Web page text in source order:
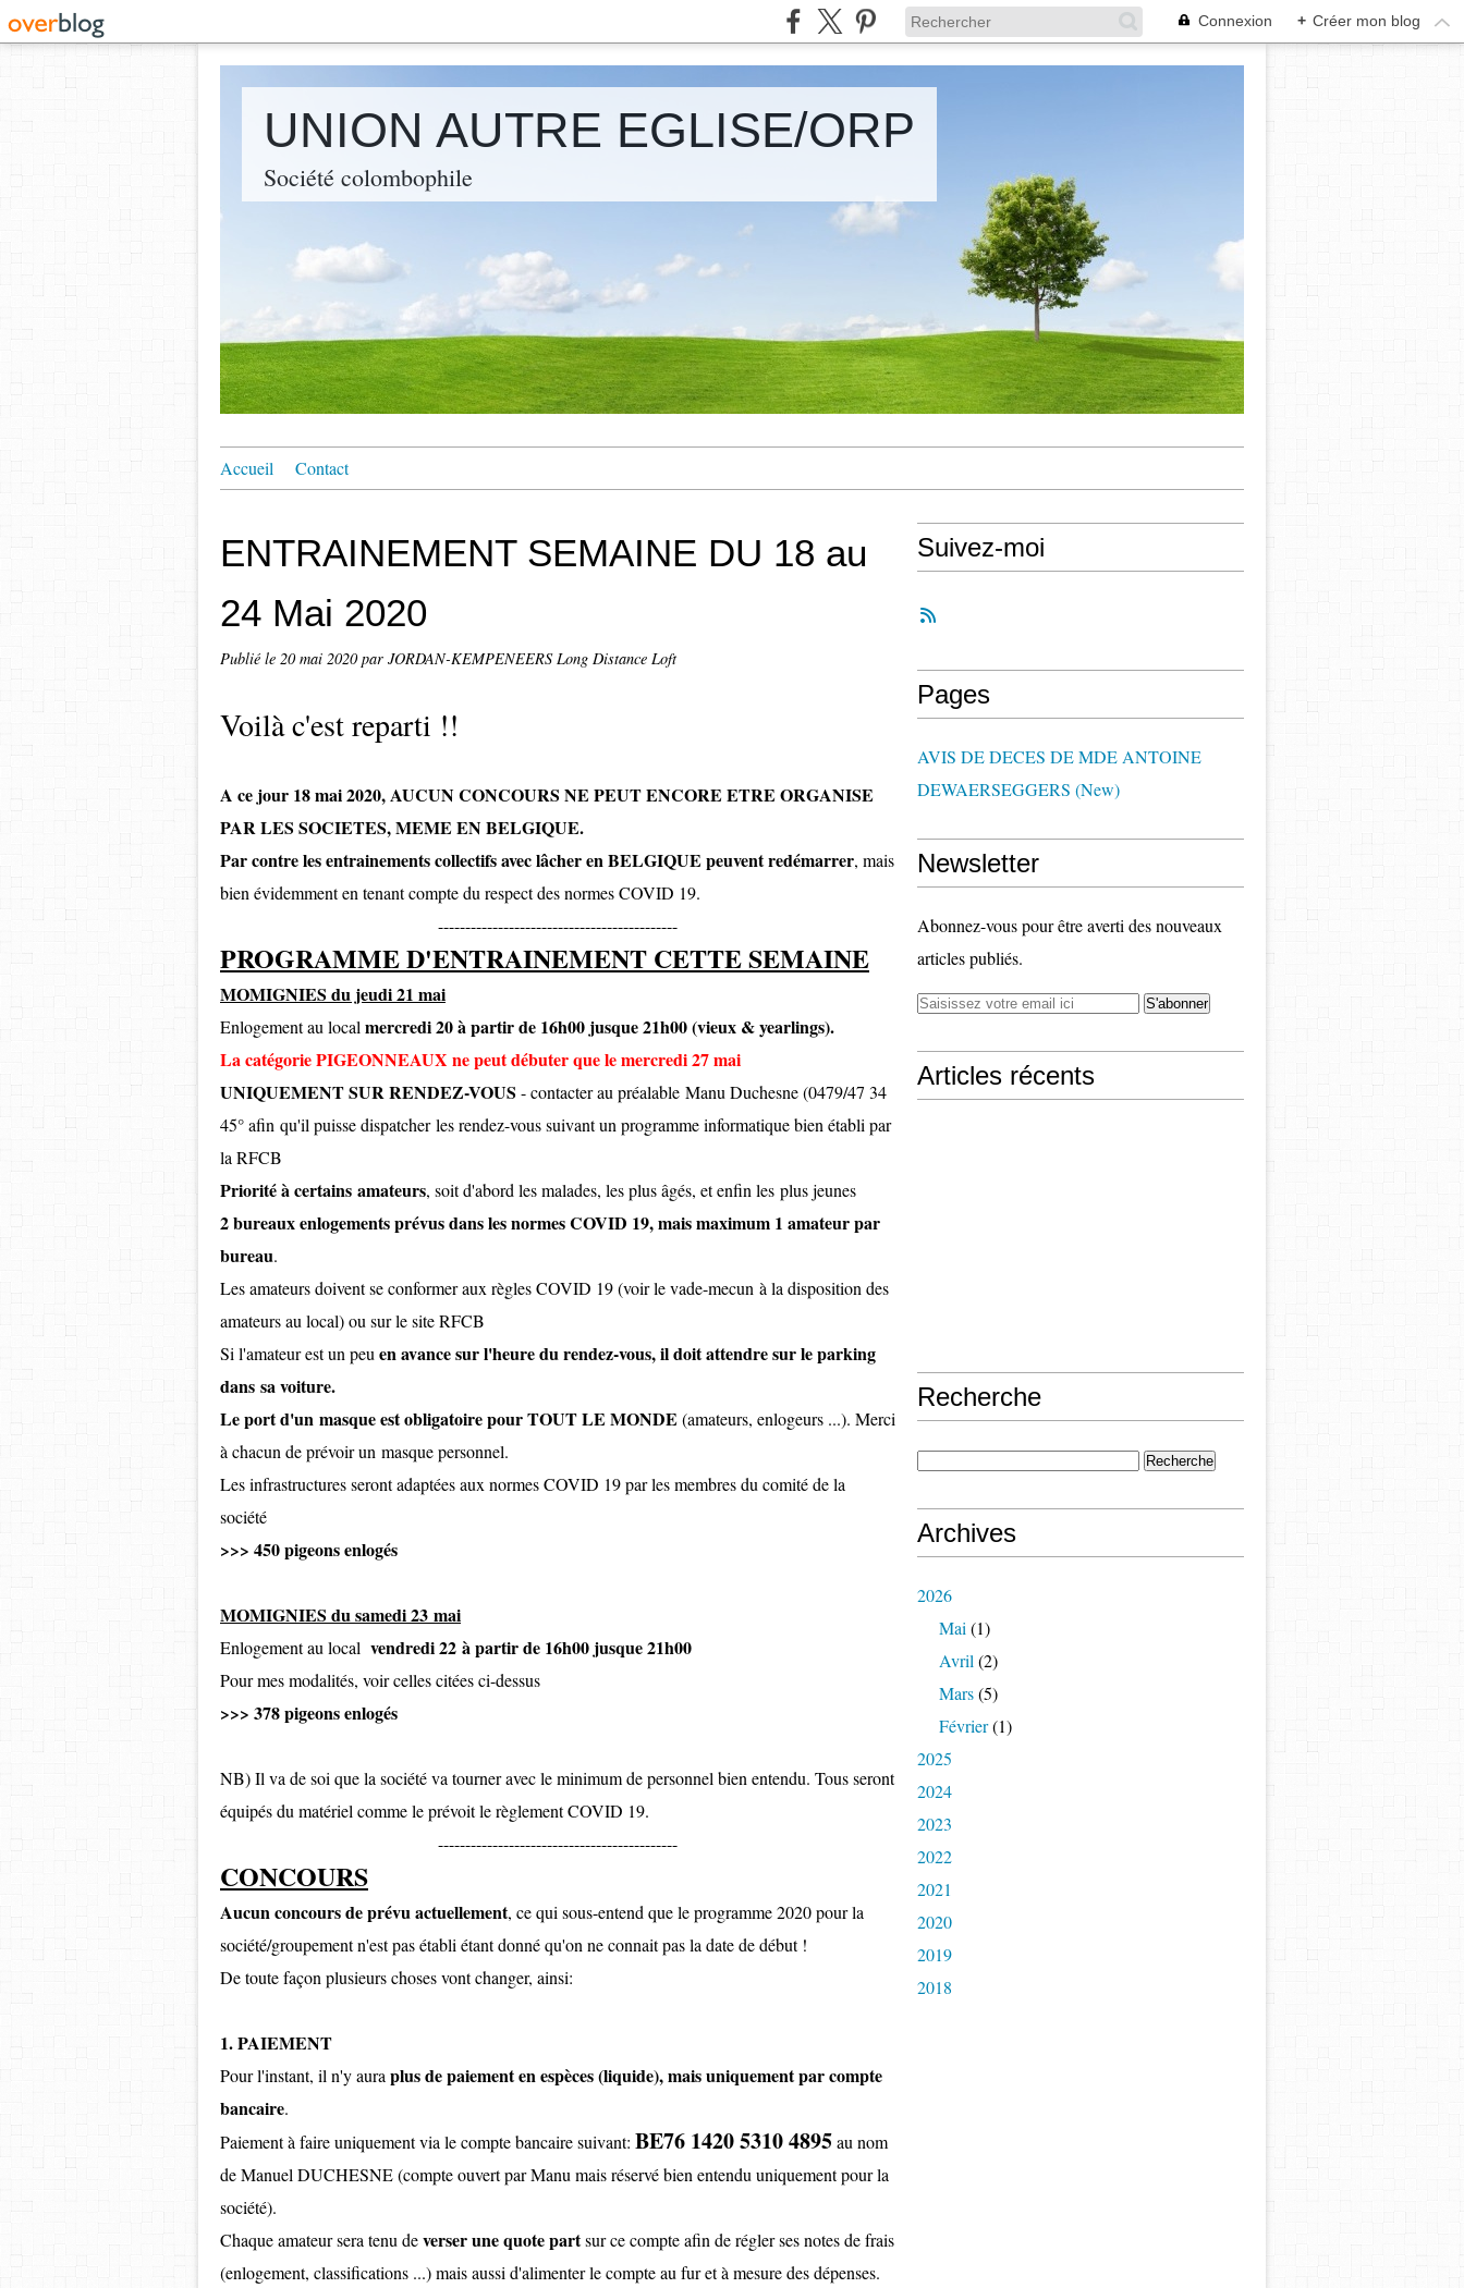
Connexion + Créer mon blog
UNION AUTRE EGLISE/ORP
Société colombophile
Accueil Contact
ENTRAINEMENT SEMAINE DU 18 au
24 Mai 2020
Publié le 20 mai 2020par JORDAN-KEMPENEERS Long Distance Loft
Voilà c'est reparti !!
A ce jour 18 mai 2020, AUCUN CONCOURS NE PEUT ENCORE ETRE ORGANISE
PAR LES SOCIETES, MEME EN BELGIQUE.
Par contre les entrainements collectifs avec lâcher en BELGIQUE peuvent redémarrer, mais
bien évidemment en tenant compte du respect des normes COVID 19.
--------------------------------------------
PROGRAMME D'ENTRAINEMENT CETTE SEMAINE
MOMIGNIES du jeudi 21 mai
Enlogement au local mercredi 20 à partir de 16h00 jusque 21h00 (vieux & yearlings).
La catégorie PIGEONNEAUX ne peut débuter que le mercredi 27 mai
UNIQUEMENT SUR RENDEZ-VOUS - contacter au préalable Manu Duchesne (0479/47 34
45° afin qu'il puisse dispatcher les rendez-vous suivant un programme informatique bien établi par
la RFCB
Priorité à certains amateurs, soit d'abord les malades, les plus âgés, et enfin les plus jeunes
2 bureaux enlogements prévus dans les normes COVID 19, mais maximum 1 amateur par
bureau.
Les amateurs doivent se conformer aux règles COVID 19 (voir le vade-mecun à la disposition des
amateurs au local) ou sur le site RFCB
Si l'amateur est un peu en avance sur l'heure du rendez-vous, il doit attendre sur le parking
dans sa voiture.
Le port d'un masque est obligatoire pour TOUT LE MONDE (amateurs, enlogeurs ...). Merci
à chacun de prévoir un masque personnel.
Les infrastructures seront adaptées aux normes COVID 19 par les membres du comité de la
société
>>> 450 pigeons enlogés
MOMIGNIES du samedi 23 mai
Enlogement au local vendredi 22 à partir de 16h00 jusque 21h00
Pour mes modalités, voir celles citées ci-dessus
>>> 378 pigeons enlogés
NB) Il va de soi que la société va tourner avec le minimum de personnel bien entendu. Tous seront
équipés du matériel comme le prévoit le règlement COVID 19.
--------------------------------------------
CONCOURS
Aucun concours de prévu actuellement, ce qui sous-entend que le programme 2020 pour la
société/groupement n'est pas établi étant donné qu'on ne connait pas la date de début !
De toute façon plusieurs choses vont changer, ainsi:
1. PAIEMENT
Pour l'instant, il n'y aura plus de paiement en espèces (liquide), mais uniquement par compte
bancaire.
Paiement à faire uniquement via le compte bancaire suivant: BE76 1420 5310 4895au nom
de Manuel DUCHESNE (compte ouvert par Manu mais réservé bien entendu uniquement pour la
société).
Chaque amateur sera tenu deverser une quote partsur ce compte afin de régler ses notes de frais
(enlogement, classifications ...) mais aussi d'alimenter le compte au fur et à mesure des dépenses.
Suivez-moi
Pages
AVIS DE DECES DE MDE ANTOINE
DEWAERSEGGERS (New)
Newsletter
Abonnez-vous pour être averti des nouveaux
articles publiés.
Articles récents
Recherche
Archives
2026
Mai (1)
Avril (2)
Mars(5)
Février(1)
2025
2024
2023
2022
2021
2020
2019
2018